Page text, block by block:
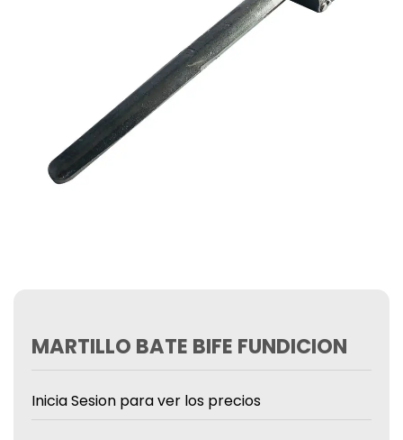
MARTILLO BATE BIFE FUNDICION
Inicia Sesion para ver los precios